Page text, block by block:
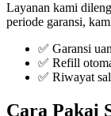
Layanan kami
periode garansi,
✅ Garansi
✅ Refill
✅ Riwayat
Cara Pakai